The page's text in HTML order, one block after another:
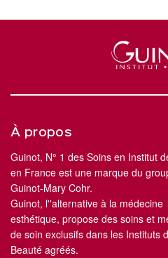
À propos
Guinot, N° 1 des Soins en Institut
en France est une marque du
Guinot-Mary Cohr.
Guinot, l''alternative à la médecine
esthétique, propose des soins et
de soin exclusifs dans les Instituts
Beauté agréés.